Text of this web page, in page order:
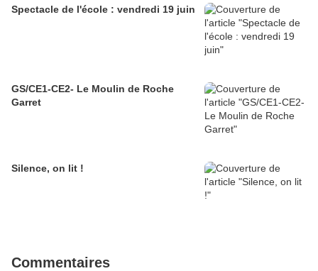
Spectacle de l'école : vendredi 19 juin
GS/CE1-CE2- Le Moulin de Roche
Garret
Silence, on lit !
Commentaires